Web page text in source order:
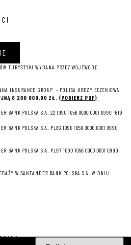
TURYSTYKI WYDANA PRZEZ WOJEWODĘ
INSURANCE GROUP – POLISA UBEZPIECZENIOWA
8 200 000,00 ZŁ. (POBIERZ PDF)
BANK POLSKA S.A. 22 1090 1056 0000 0001 0990 1619
BANK POLSKA S.A. PL83 1090 1056 0000 0001 0990
BANK POLSKA S.A. PL97 1090 1056 0000 0001 0990
W SANTANDER BANK POLSKA S.A. W DNIU